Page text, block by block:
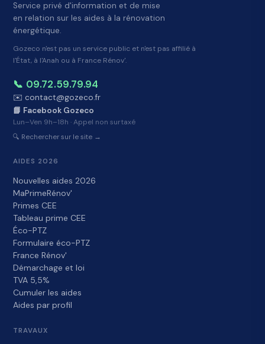
Service privé d'information et de mise
en relation sur les aides à la rénovation
énergétique.
Gozeco n'est pas un service public et n'est pas affilié à
l'État, à l'Anah ou à France Rénov'.
📞 09.72.59.79.94
✉️ contact@gozeco.fr
📘 Facebook Gozeco
Lun–Ven 9h–18h · Appel non surtaxé
🔍 Rechercher sur le site →
AIDES 2026
Nouvelles aides 2026
MaPrimeRénov'
Primes CEE
Tableau prime CEE
Éco-PTZ
Formulaire éco-PTZ
France Rénov'
Démarchage et loi
TVA 5,5%
Cumuler les aides
Aides par profil
TRAVAUX